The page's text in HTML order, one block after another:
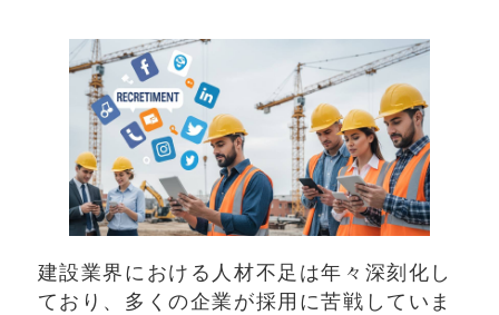
建設業界における人材不足は年々深刻化し
ており、多くの企業が採用に苦戦していま